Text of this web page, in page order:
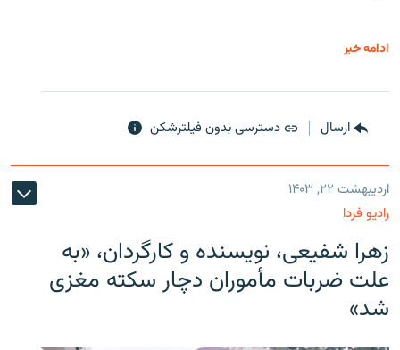
ادامه خبر
ارسال دسترسی بدون فیلترشکن
اردیبهشت ۲۲, ۱۴۰۳
رادیو فردا
زهرا شفیعی، نویسنده و کارگردان، «به
علت ضربات مأموران دچار سکته مغزی
شد»